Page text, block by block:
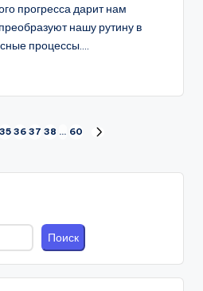
прогресса дарит нам
нашу рутину в
процессы.…
35 36 37 38 … 60
Поиск